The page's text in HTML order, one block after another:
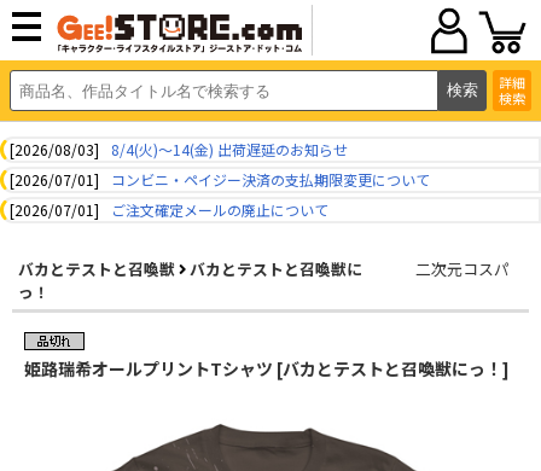
詳細
検索
[2026/08/03]
8/4(火)～14(金) 出荷遅延のお知らせ
[2026/07/01]
コンビニ・ペイジー決済の支払期限変更について
[2026/07/01]
ご注文確定メールの廃止について
バカとテストと召喚獣
バカとテストと召喚獣に
っ！
二次元コスパ
姫路瑞希オールプリントTシャツ [バカとテストと召喚獣にっ！]